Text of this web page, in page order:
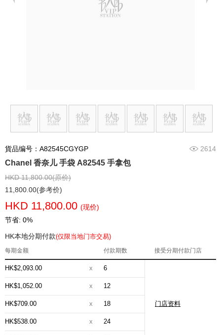
貨品编号：A82545CGYGP 2614
Chanel 香奈儿 手袋 A82545 手拿包
HKD 11,800.00(原价)
11,800.00(参考价)
HKD 11,800.00 (现价)
节省: 0%
HK本地分期付款(仅限当地门市交易)
每期金额 付款期数 接受分期付款门店
HK$2,093.00 x 6
门店资料
HK$1,052.00 x 12
HK$709.00 x 18
HK$538.00 x 24